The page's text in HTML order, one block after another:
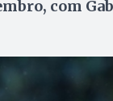
com